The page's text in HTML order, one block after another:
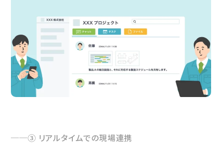
③ リアルタイムでの現場連携